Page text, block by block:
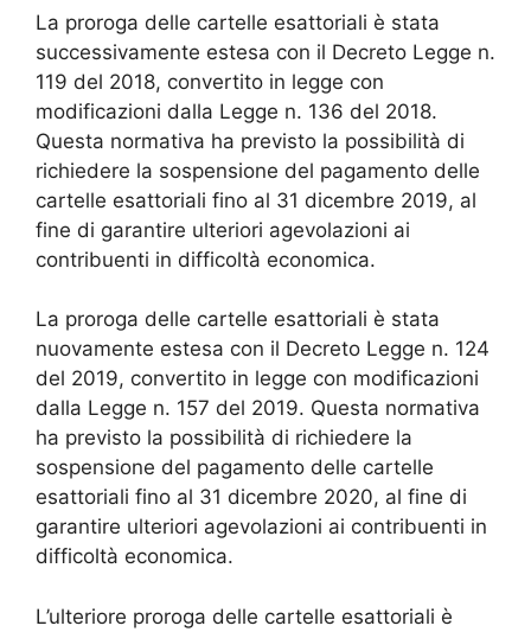
La proroga delle cartelle esattoriali è stata
successivamente estesa con il Decreto Legge n.
119 del 2018, convertito in legge con
modificazioni dalla Legge n. 136 del 2018.
Questa normativa ha previsto la possibilità di
richiedere la sospensione del pagamento delle
cartelle esattoriali fino al 31 dicembre 2019, al
fine di garantire ulteriori agevolazioni ai
contribuenti in difficoltà economica.
La proroga delle cartelle esattoriali è stata
nuovamente estesa con il Decreto Legge n. 124
del 2019, convertito in legge con modificazioni
dalla Legge n. 157 del 2019. Questa normativa
ha previsto la possibilità di richiedere la
sospensione del pagamento delle cartelle
esattoriali fino al 31 dicembre 2020, al fine di
garantire ulteriori agevolazioni ai contribuenti in
difficoltà economica.
L’ulteriore proroga delle cartelle esattoriali è